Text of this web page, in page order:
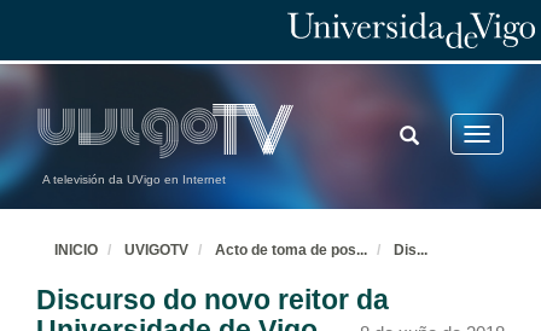
A televisión da UVigo en Internet
Toggle
TOGGLE
SEARCH
INICIO UVIGOTV Acto de toma de pos... Dis...
Discurso do novo reitor da